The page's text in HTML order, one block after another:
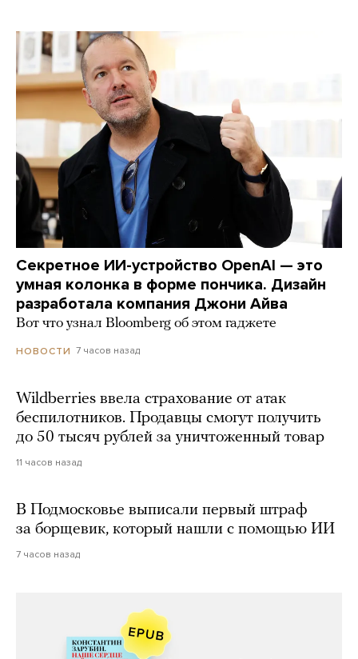
Секретное ИИ-устройство OpenAI — это
умная колонка в форме пончика. Дизайн
разработала компания Джони Айва
Вот что узнал Bloomberg об этом гаджете
НОВОСТИ 7 часов назад
Wildberries ввела страхование от атак
беспилотников. Продавцы смогут получить
до 50 тысяч рублей за уничтоженный товар
11 часов назад
В Подмосковье выписали первый штраф
за борщевик, который нашли с помощью ИИ
7 часов назад